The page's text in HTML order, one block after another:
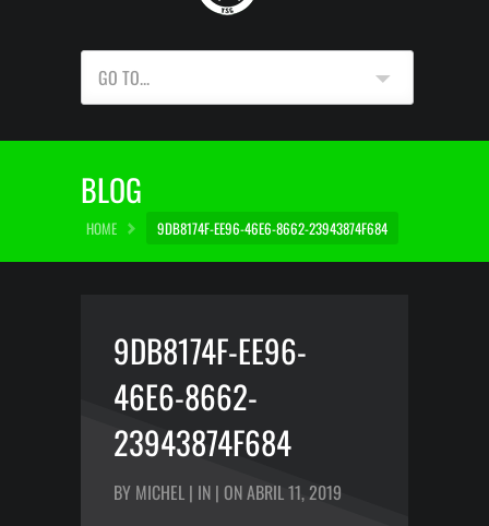
GO TO...
BLOG
HOME 9DB8174F-EE96-46E6-8662-23943874F684
9DB8174F-EE96-
46E6-8662-
23943874F684
BY MICHEL | IN | ON ABRIL 11, 2019